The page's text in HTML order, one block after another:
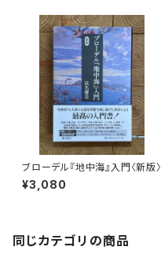
ブローデル『地中海』入門〈新版〉
¥3,080
同じカテゴリの商品